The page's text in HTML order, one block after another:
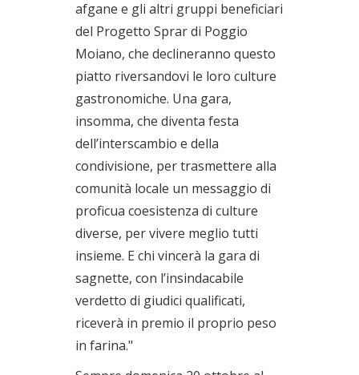
afgane e gli altri gruppi beneficiari
del Progetto Sprar di Poggio
Moiano, che declineranno questo
piatto riversandovi le loro culture
gastronomiche. Una gara,
insomma, che diventa festa
dell’interscambio e della
condivisione, per trasmettere alla
comunità locale un messaggio di
proficua coesistenza di culture
diverse, per vivere meglio tutti
insieme. E chi vincerà la gara di
sagnette, con l’insindacabile
verdetto di giudici qualificati,
riceverà in premio il proprio peso
in farina."